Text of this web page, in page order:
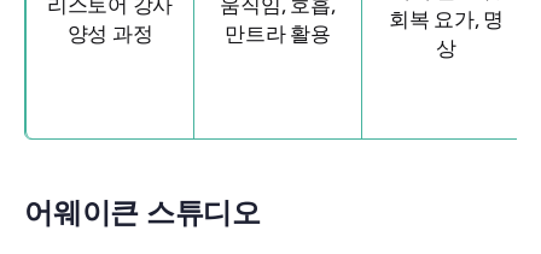
양성 과정
만트라 활용
회복 요가, 명
상
어웨이큰 스튜디오